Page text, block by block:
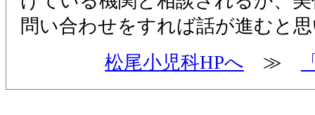
問い合わせをすれば話が進むと
松尾小児科HPへ ≫